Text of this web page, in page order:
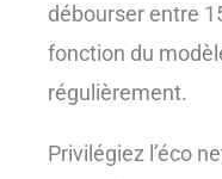
débourser entre
fonction du
régulièrement.
Privilégiez l’éco